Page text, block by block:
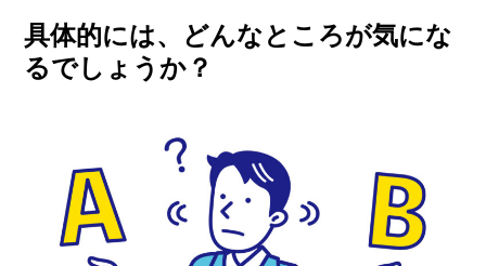
具体的には、どんなところが気にな
るでしょうか？